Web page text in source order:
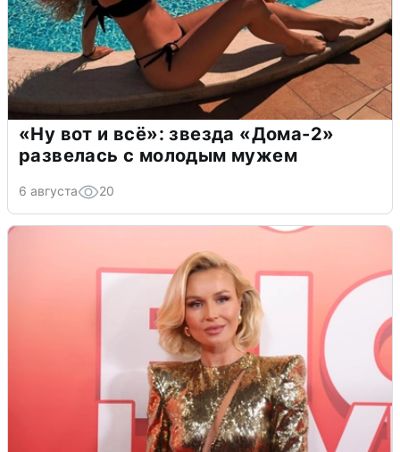
«Ну вот и всё»: звезда «Дома-2»
развелась с молодым мужем
6 августа 20